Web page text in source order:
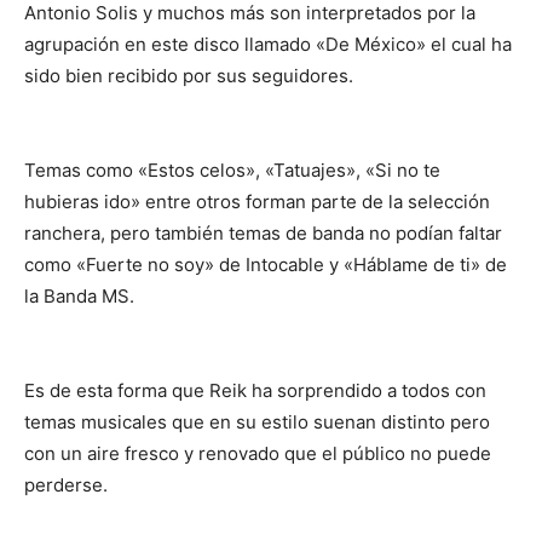
Antonio Solis y muchos más son interpretados por la
agrupación en este disco llamado «De México» el cual ha
sido bien recibido por sus seguidores.
Temas como «Estos celos», «Tatuajes», «Si no te
hubieras ido» entre otros forman parte de la selección
ranchera, pero también temas de banda no podían faltar
como «Fuerte no soy» de Intocable y «Háblame de ti» de
la Banda MS.
Es de esta forma que Reik ha sorprendido a todos con
temas musicales que en su estilo suenan distinto pero
con un aire fresco y renovado que el público no puede
perderse.